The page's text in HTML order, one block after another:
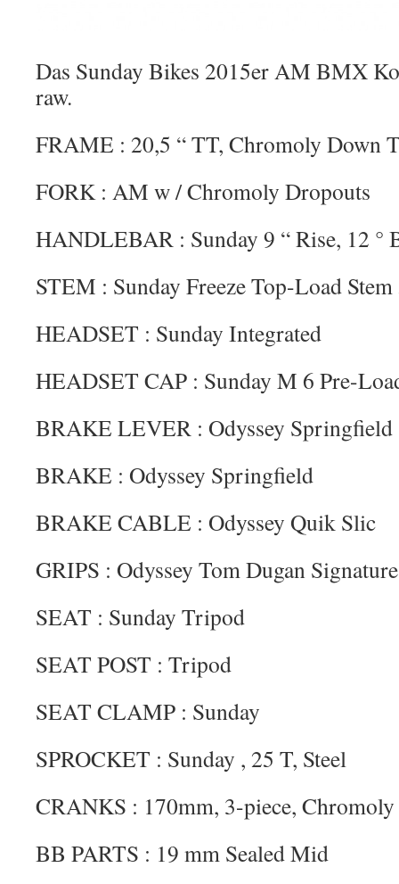
Das Sunday Bikes 2015er AM BMX
raw.
FRAME : 20,5 “ TT, Chromoly Down
FORK : AM w / Chromoly Dropouts
HANDLEBAR : Sunday 9 “ Rise, 12 °
STEM : Sunday Freeze Top-Load
HEADSET : Sunday Integrated
HEADSET CAP : Sunday M 6 Pre-
BRAKE LEVER : Odyssey Springfield
BRAKE : Odyssey Springfield
BRAKE CABLE : Odyssey Quik Slic
GRIPS : Odyssey Tom Dugan Signature
SEAT : Sunday Tripod
SEAT POST : Tripod
SEAT CLAMP : Sunday
SPROCKET : Sunday , 25 T, Steel
CRANKS : 170mm, 3-piece, Chromoly
BB PARTS : 19 mm Sealed Mid